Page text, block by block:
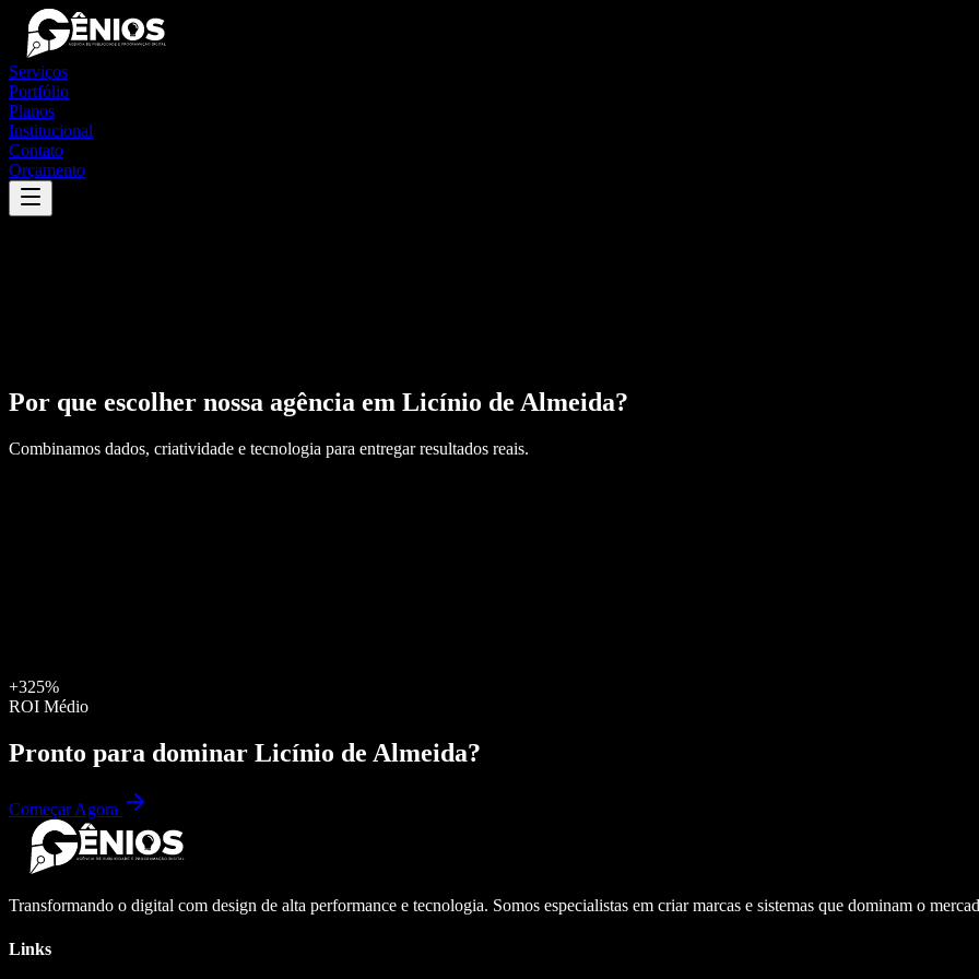
Serviços
Portfólio
Planos
Institucional
Contato
Orçamento
Por que escolher nossa agência em Licínio de Almeida?
Combinamos dados, criatividade e tecnologia para entregar resultados reais.
+325%
ROI Médio
Pronto para dominar Licínio de Almeida?
Começar Agora
Transformando o digital com design de alta performance e tecnologia. Somos especialistas em criar marcas e sistemas que dominam o
Links